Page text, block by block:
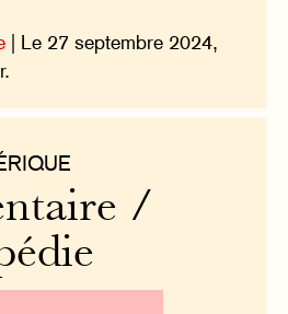
| Le 27 septembre 2024,
/